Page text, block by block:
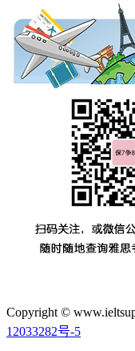
Copyright ©
12033282号-5